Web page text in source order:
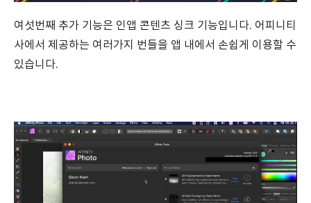
여섯번째 추가 기능은 인앱 콘텐츠 싱크 기능입니다. 어피니티
사에서 제공하는 여러가지 번들을 앱 내에서 손쉽게 이용할 수
있습니다.